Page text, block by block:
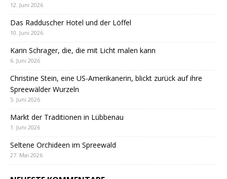
12. Juni 2026
Das Radduscher Hotel und der Löffel
10. Juni 2026
Karin Schrager, die, die mit Licht malen kann
6. Juni 2026
Christine Stein, eine US-Amerikanerin, blickt zurück auf ihre
Spreewälder Wurzeln
5. Juni 2026
Markt der Traditionen in Lübbenau
1. Juni 2026
Seltene Orchideen im Spreewald
27. Mai 2026